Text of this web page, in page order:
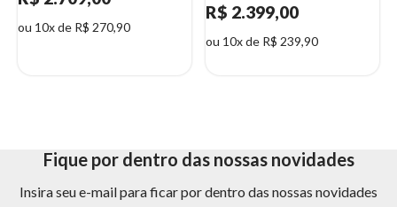
ou 10x de R$ 270,90
R$ 2.399,00
ou 10x de R$ 239,90
Fique por dentro das nossas novidades
Insira seu e-mail para ficar por dentro das nossas novidades